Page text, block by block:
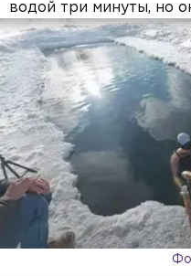
водой три минуты, но